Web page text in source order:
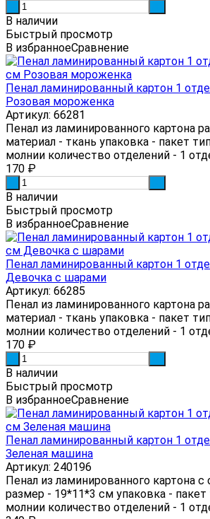
В наличии
Быстрый просмотр
В избранноеСравнение
Пенал ламинированный картон 1
Розовая мороженка
Артикул: 66281
Пенал из ламинированного картона
материал - ткань упаковка - пакет
молнии количество отделений - 1
170 ₽
В наличии
Быстрый просмотр
В избранноеСравнение
Пенал ламинированный картон 1
Девочка с шарами
Артикул: 66285
Пенал из ламинированного картона
материал - ткань упаковка - пакет
молнии количество отделений - 1
170 ₽
В наличии
Быстрый просмотр
В избранноеСравнение
Пенал ламинированный картон 1
Зеленая машина
Артикул: 240196
Пенал из ламинированного картона с
размер - 19*11*3 см упаковка -
молнии количество отделений - 1